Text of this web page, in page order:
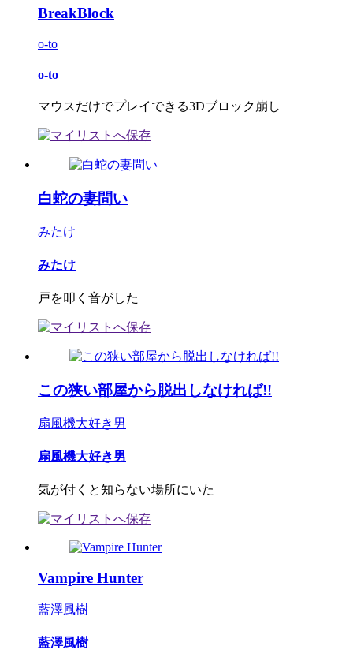
BreakBlock
o-to
o-to
マウスだけでプレイできる3Dブロック崩し
白蛇の妻問い
みたけ
みたけ
戸を叩く音がした
この狭い部屋から脱出しなければ!!
扇風機大好き男
扇風機大好き男
気が付くと知らない場所にいた
Vampire Hunter
藍澤風樹
藍澤風樹